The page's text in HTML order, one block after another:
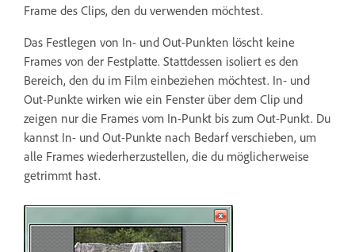
Frame des Clips, den du verwenden möchtest.
Das Festlegen von In- und Out-Punkten löscht keine
Frames von der Festplatte. Stattdessen isoliert es den
Bereich, den du im Film einbeziehen möchtest. In- und
Out-Punkte wirken wie ein Fenster über dem Clip und
zeigen nur die Frames vom In-Punkt bis zum Out-Punkt. Du
kannst In- und Out-Punkte nach Bedarf verschieben, um
alle Frames wiederherzustellen, die du möglicherweise
getrimmt hast.